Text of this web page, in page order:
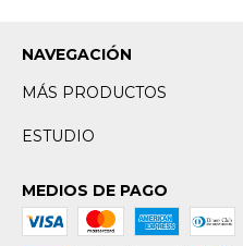
NAVEGACIÓN
MÁS PRODUCTOS
ESTUDIO
MEDIOS DE PAGO